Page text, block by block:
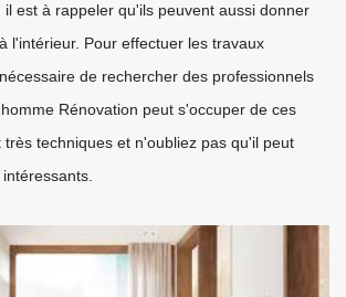
il est à rappeler qu'ils peuvent aussi donner
l'intérieur. Pour effectuer les travaux
de rechercher des professionnels
Rénovation peut s'occuper de ces
techniques et n'oubliez pas qu'il peut